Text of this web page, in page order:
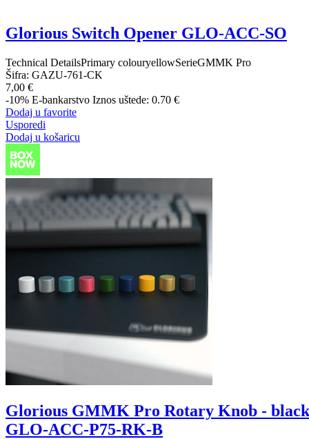
Glorious Switch Opener GLO-ACC-SO
Technical DetailsPrimary colouryellowSerieGMMK Pro
Šifra: GAZU-761-CK
7,00 €
-10% E-bankarstvo Iznos uštede: 0.70 €
Dodaj u favorite
Usporedi
Dodaj u košaricu
Glorious GMMK Pro Rotary Knob - black
GLO-ACC-P75-RK-B